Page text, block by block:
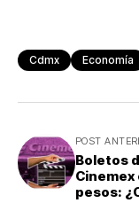
Cdmx Economía
POST
Boletos
Cinemex
pesos: